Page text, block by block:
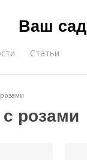
Ваш сад
Статьи
розами